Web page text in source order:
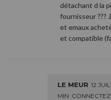
détachant d la
fournisseur ???
et emaux
et compatible
LE MEUR 12
MIN